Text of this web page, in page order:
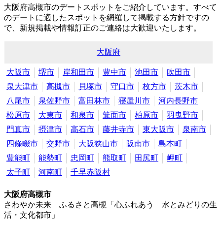
大阪府高槻市のデートスポットをご紹介しています。すべて
のデートに適したスポットを網羅して掲載する方針ですの
で、新規掲載や情報訂正のご連絡は大歓迎いたします。
大阪府
大阪市 堺市 岸和田市 豊中市 池田市
吹田市
泉大津市
高槻市 貝塚市 守口市 枚方市
茨木市
八尾市
泉佐野市 富田林市 寝屋川市
河内長野市
松原市
大東市 和泉市 箕面市 柏原市
羽曳野市
門真市
摂津市 高石市 藤井寺市 東大阪市
泉南市
四條畷市
交野市 大阪狭山市 阪南市
島本町
豊能町
能勢町 忠岡町 熊取町 田尻町
岬町
太子町
河南町 千早赤阪村
大阪府高槻市
さわやか未来 ふるさと高槻「心ふれあう 水とみどりの生
活・文化都市」